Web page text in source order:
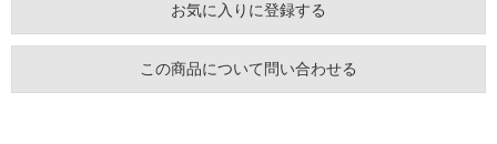
お気に入りに登録する
この商品について問い合わせる